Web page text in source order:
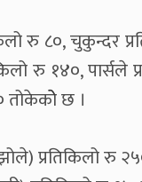
रु ८०, चुकुन्दर
रु १४०, पार्सले
तोकेकोे छ ।
प्रतिकिलो रु